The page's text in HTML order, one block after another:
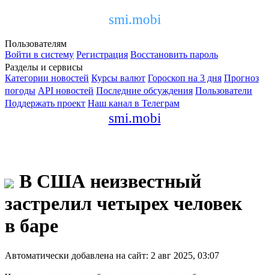
smi.mobi
Пользователям
Войти в систему Регистрация Восстановить пароль
Разделы и сервисы
Категории новостей Курсы валют Гороскоп на 3 дня Прогноз
погоды API новостей Последние обсуждения Пользователи
Поддержать проект Наш канал в Телеграм
smi.mobi
В США неизвестный
застрелил четырех человек
в баре
Автоматически добавлена на сайт: 2 авг 2025, 03:07